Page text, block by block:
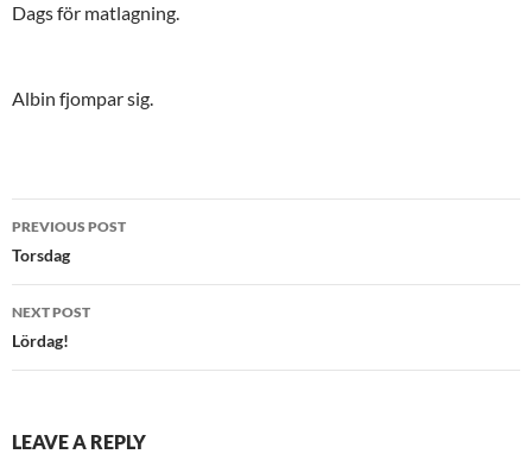
Dags för matlagning.
Albin fjompar sig.
Post
navigation
PREVIOUS POST
Torsdag
NEXT POST
Lördag!
LEAVE A REPLY